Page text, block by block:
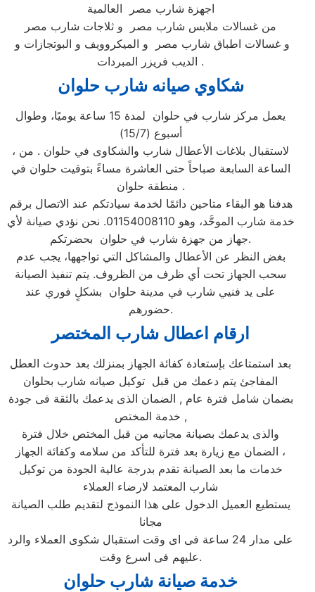
اجهزة شارب مصر العالمية
من غسالات ملابس شارب مصر و ثلاجات شارب مصر
الديب فريزر المبردات .
شكاوي صيانه شارب حلوان
يعمل مركز شارب في حلوان لمدة 15 ساعة يوميًا، وطوال
أسبوع (15/7)
، لاستقبال بلاغات الأعطال شارب والشكاوى في حلوان . من
الساعة السابعة صباحاً حتى العاشرة مساءً بتوقيت حلوان في
منطقة حلوان .
هدفنا هو البقاء متاحين دائمًا لخدمة سيادتكم عند الاتصال برقم
خدمة شارب الموحَّد، وهو 01154008110. نحن نؤدي صيانة لأي
جهاز من جهزة شارب في حلوان بحضرتكم.
بغض النظر عن الأعطال والمشاكل التي تواجهها، يجب عدم
سحب الجهاز تحت أي ظرف من الظروف. يتم تنفيذ الصيانة
على يد فنيي شارب في مدينة حلوان بشكلٍ فوري عند
حضورهم.
ارقام اعطال شارب المختصر
بعد استمتاعك بإستعادة كفائة الجهاز بمنزلك بعد حدوث العطل
المفاجئ يتم دعمك من قبل توكيل صيانه شارب بحلوان
بضمان شامل فترة عام , الضمان الذى يدعمك بالثقة فى جودة
خدمة المختص ,
والذى يدعمك بصيانة مجانيه من قبل المختص خلال فترة
الضمان مع زيارة بعد فترة للتأكد من سلامه وكفائة الجهاز ،
خدمات ما بعد الصيانة تقدم بدرجة عالية الجودة من توكيل
شارب المعتمد لارضاء العملاء
يستطيع العميل الدخول على هذا النموذج لتقديم طلب الصيانة
مجانا
على مدار 24 ساعة فى اى وقت استقبال شكوى العملاء والرد
عليهم فى اسرع وقت.
خدمة صيانة شارب حلوان